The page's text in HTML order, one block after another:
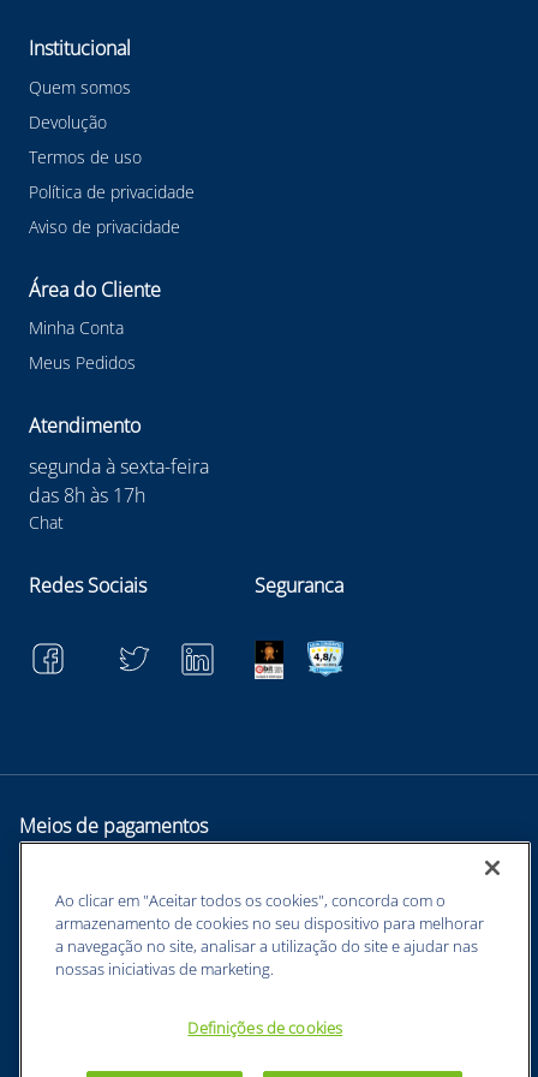
e amarelo chama a atenção dos motoristas, garantindo
uma sinalização clara e eficaz, contribuindo para a
prevenção de acidentes e a fluidez do tráfego.
Confira outras categorias de Fita Zebrada Plastcor
#fitazebrada #sinalizaçãodesegurança
#segurançanotrabalho #tráfegoseguro
#organizaçãodeespaços
Institucional
Quem somos
Devolução
Termos de uso
Política de privacidade
Aviso de privacidade
Área do Cliente
Minha Conta
Meus Pedidos
Atendimento
segunda à sexta-feira
das 8h às 17h
Chat
Redes Sociais Seguranca
Meios de pagamentos
BUNZL EQUIPAMENTOS PARA PROTEÇÃO INDIVIDUAL. - CNPJ:
Ao clicar em "Aceitar todos os cookies", concorda com o
armazenamento de cookies no seu dispositivo para melhorar
a navegação no site, analisar a utilização do site e ajudar nas
nossas iniciativas de marketing.
Definições de cookies